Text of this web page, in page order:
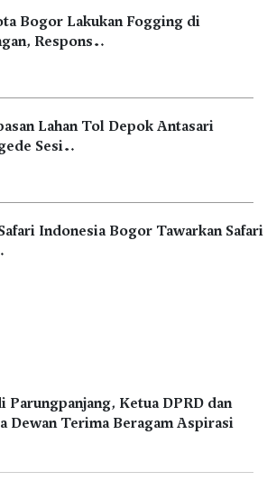
Bogor Lakukan Fogging di
Respons…
Lahan Tol Depok Antasari
Sesi…
Indonesia Bogor Tawarkan Safari
Parungpanjang, Ketua DPRD dan
Dewan Terima Beragam Aspirasi